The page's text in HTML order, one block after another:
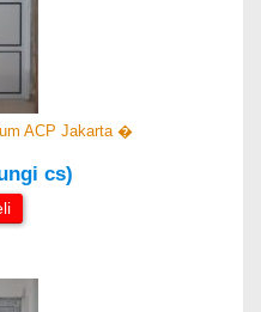
ACP Jakarta �
cs)